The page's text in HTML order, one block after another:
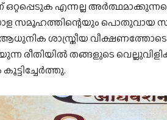
എന്നല്ല
സമൂഹത്തിന്റെയും പൊതുവായ
ആധുനിക ശാസ്ത്രീയ
രീതിയിൽ തങ്ങളുടെ